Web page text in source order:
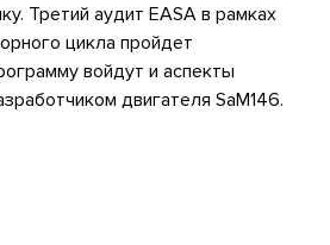
Третий аудит EASA в рамках
цикла пройдет
войдут и аспекты
двигателя SaM146.